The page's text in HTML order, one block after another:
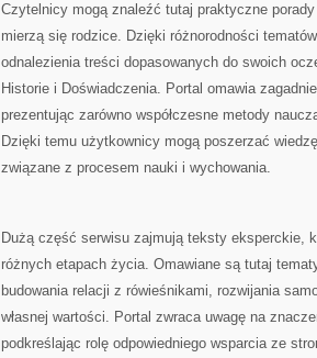
Czytelnicy mogą znaleźć tutaj praktyczne
mierzą się rodzice. Dzięki różnorodności
odnalezienia treści dopasowanych do swoich
Historie i Doświadczenia. Portal omawia
prezentując zarówno współczesne metody
Dzięki temu użytkownicy mogą poszerzać
związane z procesem nauki i wychowania.
Dużą część serwisu zajmują teksty eksperckie,
różnych etapach życia. Omawiane są tutaj
budowania relacji z rówieśnikami, rozwijania
własnej wartości. Portal zwraca uwagę na
podkreślając rolę odpowiedniego wsparcia ze